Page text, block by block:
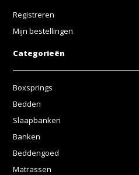
Registreren
Mijn bestellingen
Categorieën
Boxsprings
Bedden
Slaapbanken
Banken
Beddengoed
Matrassen